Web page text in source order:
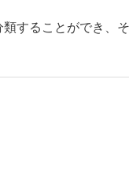
することができ、